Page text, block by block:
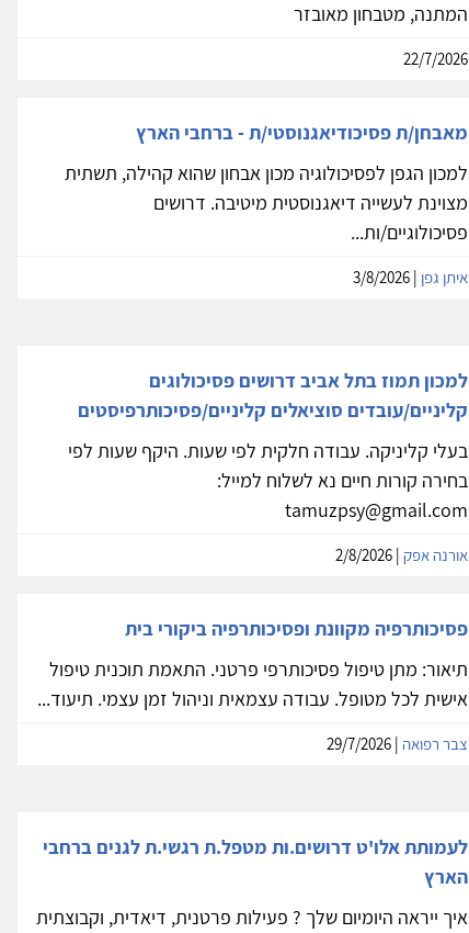
המתנה, מטבחון מאובזר
22/7/2026
מאבחן/ת פסיכודיאגנוסטי/ת - ברחבי הארץ
למכון הגפן לפסיכולוגיה מכון אבחון שהוא קהילה, תשתית
מצוינת לעשייה דיאגנוסטית מיטיבה. דרושים
פסיכולוגיים/ות...
איתן גפן | 3/8/2026
למכון תמוז בתל אביב דרושים פסיכולוגים
קליניים/עובדים סוציאלים קליניים/פסיכותרפיסטים
בעלי קליניקה. עבודה חלקית לפי שעות. היקף שעות לפי
בחירה קורות חיים נא לשלוח למייל:
tamuzpsy@gmail.com
אורנה אפק | 2/8/2026
פסיכותרפיה מקוונת ופסיכותרפיה ביקורי בית
תיאור: מתן טיפול פסיכותרפי פרטני. התאמת תוכנית טיפול
אישית לכל מטופל. עבודה עצמאית וניהול זמן עצמי. תיעוד...
צבר רפואה | 29/7/2026
לעמותת אלו'ט דרושים.ות מטפל.ת רגשי.ת לגנים ברחבי
הארץ
איך ייראה היומיום שלך ? פעילות פרטנית, דיאדית, וקבוצתית